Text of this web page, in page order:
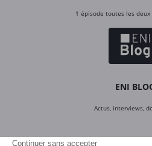
1 épisode toutes les
ENI
Actus, interviews,